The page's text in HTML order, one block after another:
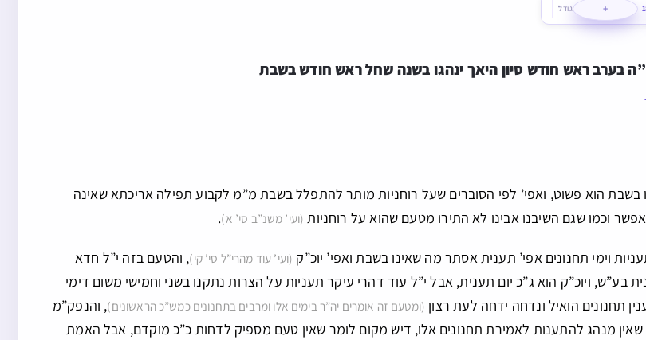
+ גודל
בערב ראש חודש סיון היאך ינהגו בשנה שחל ראש חודש בשבת
בשבת הוא פשוט, ואפי’ לפי הסוברים שעל רוחניות מותר להתפלל בשבת מ”מ לקבוע תפילה אריכתא שאינה
וכמו שגם השיבנו אבינו לא התירו מטעם שהוא על רוחניות (ועי’ משנ”ב סי’ א).
וימי תחנונים אפי’ תענית אסתר מה שאינו בשבת ואפי’ יוכ”ק (ועי’ עוד מהרי”ל סי’ קי), והטעם בזה י”ל חדא
בע”ש, ויוכ”ק הוא ג”כ יום תענית, אבל י”ל עוד דהרי עיקר תעניות על הצרות נתקנו בשני וחמישי משום דימי
תחנונים הואיל ונדחה ידחה לעת רצון (ומטעם זה אומרים יה”ר בימים אלו ומרבים בתחנונים כמש”כ הראשונים), והנפק”מ
שאין מנהג להתענות לאמירת תחנונים אלו, דיש מקום לומר שאין טעם מספיק לדחות כ”כ מוקדם, אבל האמת